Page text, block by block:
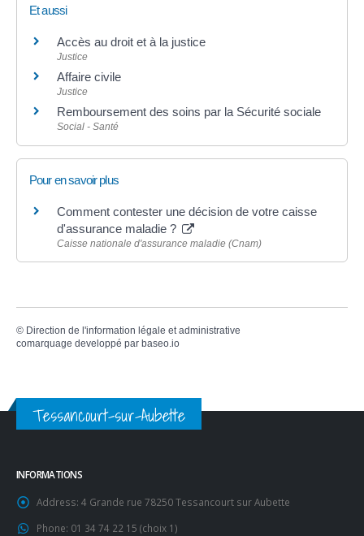
Et aussi
Accès au droit et à la justice
Justice
Affaire civile
Justice
Remboursement des soins par la Sécurité sociale
Social - Santé
Pour en savoir plus
Comment contester une décision de votre caisse
d'assurance maladie ?
Caisse nationale d'assurance maladie (Cnam)
© Direction de l'information légale et administrative
comarquage developpé par baseo.io
Tessancourt-sur-Aubette
INFORMATIONS
Address: 4 Grande rue 78250 Tessancourt sur Aubette
Phone: 01 34 74 22 15 (choix 1)